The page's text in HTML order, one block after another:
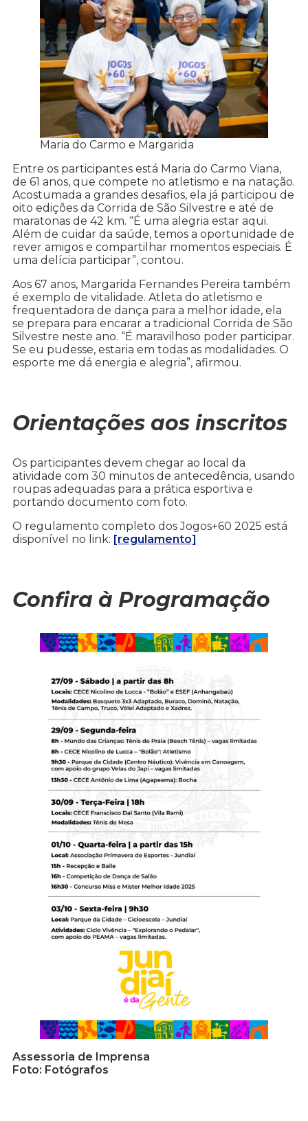
Maria do Carmo e Margarida
Entre os participantes está Maria do Carmo Viana,
de 61 anos, que compete no atletismo e na natação.
Acostumada a grandes desafios, ela já participou de
oito edições da Corrida de São Silvestre e até de
maratonas de 42 km. “É uma alegria estar aqui.
Além de cuidar da saúde, temos a oportunidade de
rever amigos e compartilhar momentos especiais. É
uma delícia participar”, contou.
Aos 67 anos, Margarida Fernandes Pereira também
é exemplo de vitalidade. Atleta do atletismo e
frequentadora de dança para a melhor idade, ela
se prepara para encarar a tradicional Corrida de São
Silvestre neste ano. “É maravilhoso poder participar.
Se eu pudesse, estaria em todas as modalidades. O
esporte me dá energia e alegria”, afirmou.
Orientações aos inscritos
Os participantes devem chegar ao local da
atividade com 30 minutos de antecedência, usando
roupas adequadas para a prática esportiva e
portando documento com foto.
O regulamento completo dos Jogos+60 2025 está
disponível no link: [regulamento]
Confira à Programação
Assessoria de Imprensa
Foto: Fotógrafos